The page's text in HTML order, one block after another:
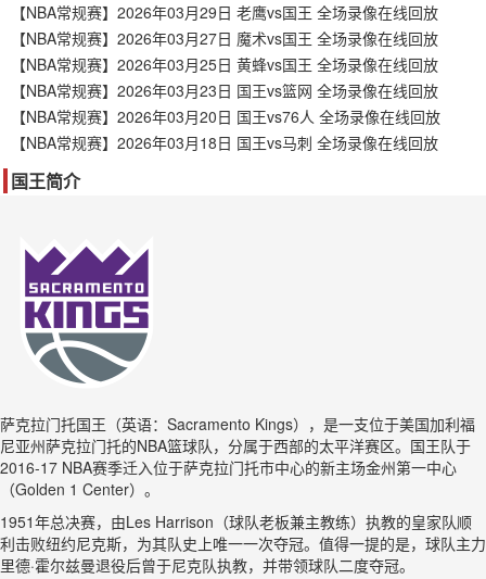
【NBA常规赛】2026年03月29日 老鹰vs国王 全场录像在线回放
【NBA常规赛】2026年03月27日 魔术vs国王 全场录像在线回放
【NBA常规赛】2026年03月25日 黄蜂vs国王 全场录像在线回放
【NBA常规赛】2026年03月23日 国王vs篮网 全场录像在线回放
【NBA常规赛】2026年03月20日 国王vs76人 全场录像在线回放
【NBA常规赛】2026年03月18日 国王vs马刺 全场录像在线回放
国王简介
萨克拉门托国王（英语：Sacramento Kings），是一支位于美国加利福
尼亚州萨克拉门托的NBA篮球队，分属于西部的太平洋赛区。国王队于
2016-17 NBA赛季迁入位于萨克拉门托市中心的新主场金州第一中心
（Golden 1 Center）。
1951年总决赛，由Les Harrison（球队老板兼主教练）执教的皇家队顺
利击败纽约尼克斯，为其队史上唯一一次夺冠。值得一提的是，球队主力
里德·霍尔兹曼退役后曾于尼克队执教，并带领球队二度夺冠。